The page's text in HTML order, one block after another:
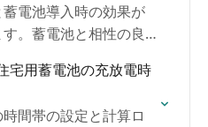
電池導入時の効果が
。蓄電池と相性の良
だだい。
宅用蓄電池の充放電時
間帯の設定と計算ロ